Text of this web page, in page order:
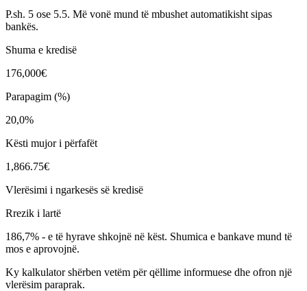
P.sh. 5 ose 5.5. Më vonë mund të mbushet automatikisht sipas
bankës.
Shuma e kredisë
176,000€
Parapagim (%)
20,0%
Kësti mujor i përfafët
1,866.75€
Vlerësimi i ngarkesës së kredisë
Rrezik i lartë
186,7% - e të hyrave shkojnë në këst. Shumica e bankave mund të
mos e aprovojnë.
Ky kalkulator shërben vetëm për qëllime informuese dhe ofron një
vlerësim paraprak.